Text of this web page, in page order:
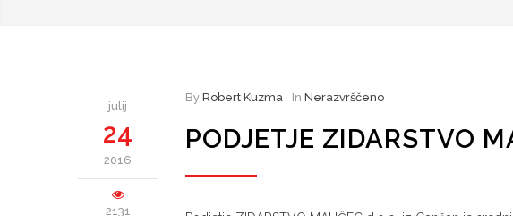
julij
24
2016
2131
By Robert Kuzma In Nerazvrščeno
PODJETJE ZIDARSTVO